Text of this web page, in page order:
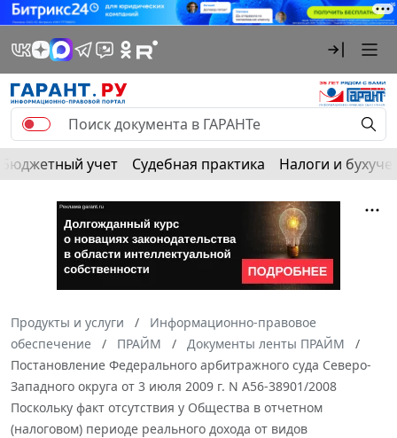
Бюджетный учет Судебная практика Налоги и
Продукты и услуги
Информационно-правовое
обеспечение
ПРАЙМ
Документы ленты ПРАЙМ
Постановление Федерального арбитражного суда Северо-
Западного округа от 3 июля 2009 г. N А56-38901/2008
Поскольку факт отсутствия у Общества в отчетном
(налоговом) периоде реального дохода от видов